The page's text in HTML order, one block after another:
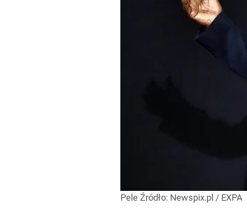
Pele Źródło: Newspix.pl / EXPA